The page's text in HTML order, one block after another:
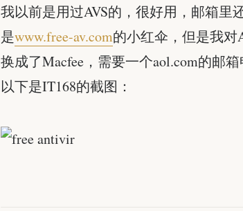
我以前是用过AVS的，很好用，邮箱里
是www.free-av.com的小红伞，但是我对
换成了Macfee，需要一个aol.com的邮箱
以下是IT168的截图：